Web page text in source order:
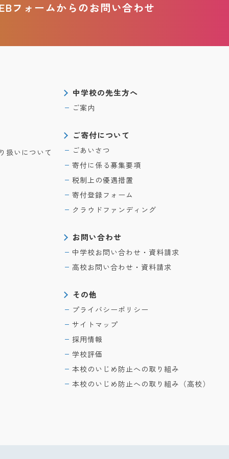
フォームからのお問い合わせ
扱いについて
中学校の先生方へ
ご案内
ご寄付について
ごあいさつ
寄付に係る募集要項
税制上の優遇措置
寄付登録フォーム
クラウドファンディング
お問い合わせ
中学校お問い合わせ・資料請求
高校お問い合わせ・資料請求
その他
プライバシーポリシー
サイトマップ
採用情報
学校評価
本校のいじめ防止への取り組み
本校のいじめ防止への取り組み（高校）